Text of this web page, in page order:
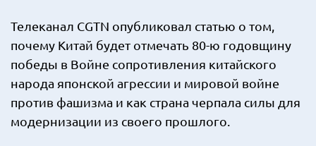
Телеканал CGTN опубликовал статью о том,
почему Китай будет отмечать 80-ю годовщину
победы в Войне сопротивления китайского
народа японской агрессии и мировой войне
против фашизма и как страна черпала силы для
модернизации из своего прошлого.